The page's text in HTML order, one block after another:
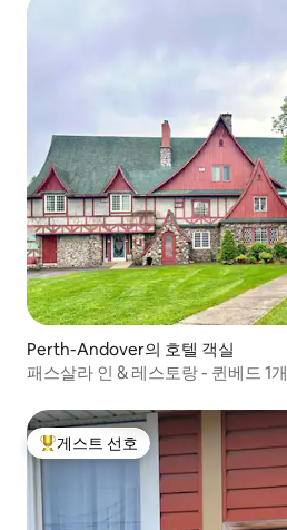
Perth-Andover의 호텔 객실
패스살라 인 & 레스토랑 - 퀸베드 1개
상위 게스트 선호
게스트 선호